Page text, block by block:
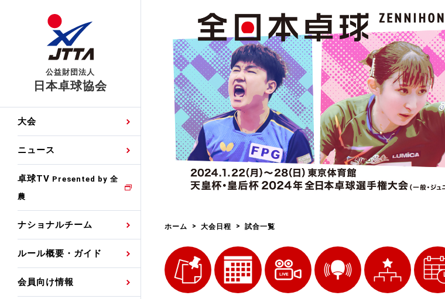
公益財団法人
日本卓球協会
大会 日程
公式記録
国内ランキング
ニュース
大会・試合
日本代表
プレスリリース
競技者(パスウェイ)・審判
卓球TV Presented by 全
農
ナショナルチーム
男子ナショナルチーム選
手・候補
女子ナショナルチーム選
手・候補
女子世界ランキング
各種選考基準
強化スタッフ
ルール概要・ガイド
卓球の基本的なルール
競技規則
観戦ガイド
会員向け情報
協会会員登録
ゼッケンについて
競技者育成事業
公認資格者名簿
公認品一覧
卓球協会のミッション
会長あいさつ
役員委員
関連団体代表委員など
規程・お見舞い制度
国際交流届申込みフォーム
国際大会自主参加申請
競技ウエア広告申請
わせ
審判員ネームプレート制作
申込
ホーム 大会日程 試合一覧